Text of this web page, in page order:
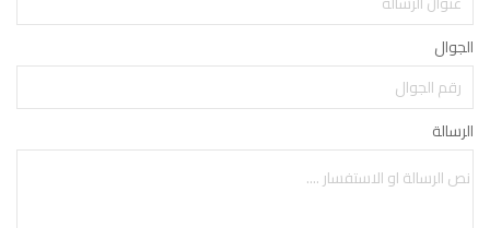
الجوال
الرسالة